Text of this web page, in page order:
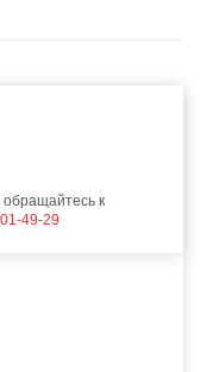
обращайтесь к
49-29